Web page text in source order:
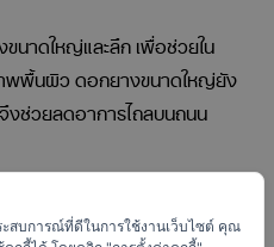
นาดใหญ่และลึก เพื่อช่วยใน
พพื้นผิว ดอกยางขนาดใหญ่ยัง
งช่วยลดอาการไถลบนถนน
ะมีความหนาและแข็งแรงกว่า
นความเสียหายจากการ
ะสบการณ์ที่ดีในการใช้งานเว็บไซต์ คุณ